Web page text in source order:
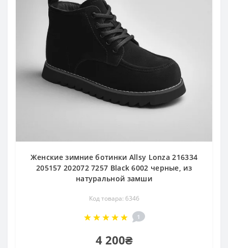
Женские зимние ботинки Allsy Lonza 216334
205157 202072 7257 Black 6002 черные, из
натуральной замши
Код товара: 6346
1
4 200₴